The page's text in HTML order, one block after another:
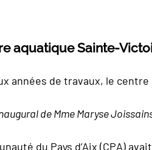
aquatique Sainte-
années de travaux, le
de Mme Maryse
du Pays d’Aix (CPA)